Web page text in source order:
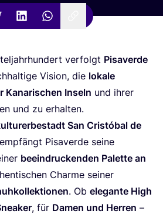
ver­folgt Pisa­ver­de
Visi­on, die loka­le
Kana­ri­schen Inseln und ihrer
und zu erhalten.
San Cris­tó­bal de
Pisa­ver­de sei­ne
beein­dru­cken­den Palet­te an
Charme sei­ner
. Ob ele­gan­te High
, für Damen und Her­ren –